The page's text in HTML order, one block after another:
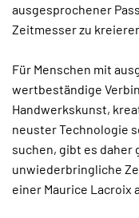
ausgesprochener
Zeitmesser zu
Für Menschen mit
wertbeständige
Handwerkskunst,
neuster Technologie
suchen, gibt es daher
unwiederbringliche
einer Maurice Lacroix